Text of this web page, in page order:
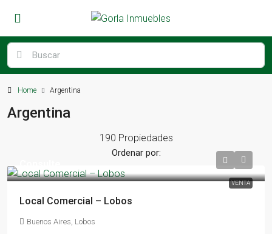
Home Argentina
Argentina
190 Propiedades
Ordenar por:
VENTA
Local Comercial – Lobos
Buenos Aires, Lobos